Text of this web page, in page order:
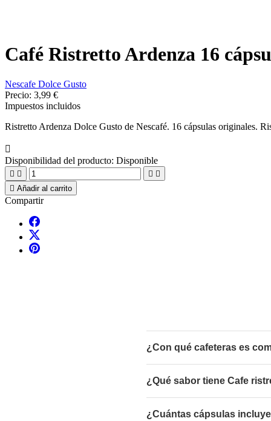
Café Ristretto Ardenza 16
Nescafe Dolce Gusto
Precio: 3,99 €
Impuestos incluidos
Ristretto Ardenza Dolce Gusto de Nescafé. 16 cápsulas originales.

Disponibilidad del producto: Disponible
   
 Añadir al carrito
Compartir
¿Con qué cafeteras es
¿Qué sabor tiene Cafe
¿Cuántas cápsulas